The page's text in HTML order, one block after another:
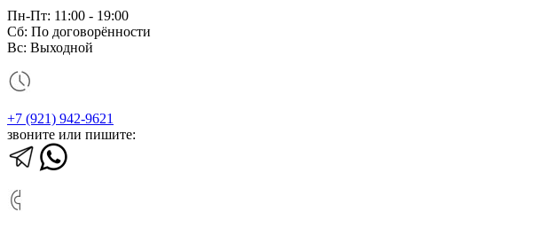
Пн-Пт: 11:00 - 19:00
Сб: По договорённости
Вс: Выходной
+7 (921) 942-9621
звоните или пишите: